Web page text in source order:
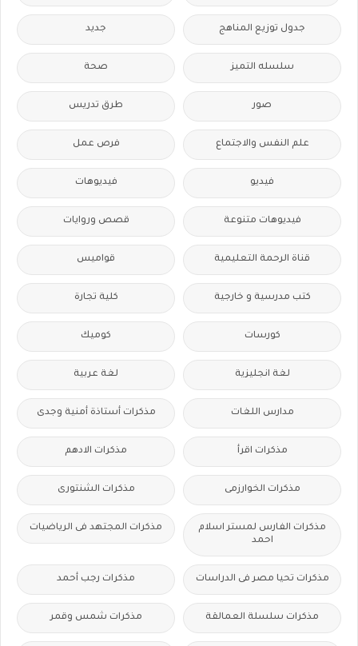
جدول توزيع المناهج جديد
سلسله التميز صحة
صور طرق تدريس
علم النفس والاجتماع فرص عمل
فيديو فيديوهات
فيديوهات متنوعة قصص وروايات
قناة الرحمة التعليمية قواميس
كتب مدرسية و خارجية كلية تجارة
كورسات كوميك
لغة انجليزية لغة عربية
مدارس اللغات مذكرات أستاذة أمنية وجدى
مذكرات اقرأ مذكرات الادهم
مذكرات الخوارزمى مذكرات الشنتورى
مذكرات الفارس لمستر اسلام
احمد
مذكرات المجتهد فى الرياضيات
مذكرات تحيا مصر فى الدراسات مذكرات رجب أحمد
مذكرات سلسلة العمالقة مذكرات شمس وقمر